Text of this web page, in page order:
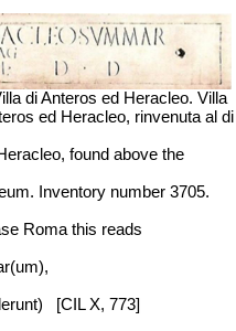
di Anteros ed Heracleo. Villa
ed Heracleo, rinvenuta al di
found above the
Inventory number 3705.
Roma this reads
[CIL X, 773]